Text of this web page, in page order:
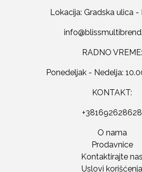
Lokacija: Gradska ulica -
RADNO VREME:
Ponedeljak - Nedelja:
KONTAKT:
+381692628628
O nama
Prodavnice
Kontaktirajte nas
Uslovi korišćenja